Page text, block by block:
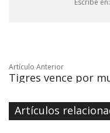
Artículo Anterior
Artículos